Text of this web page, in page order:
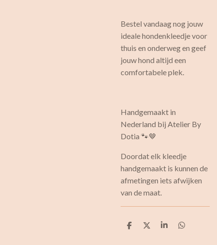
Bestel vandaag nog jouw
ideale hondenkleedje voor
thuis en onderweg en geef
jouw hond altijd een
comfortabele plek.
Handgemaakt in
Nederland bij Atelier By
Dotia 🐾🤎
Doordat elk kleedje
handgemaakt is kunnen de
afmetingen iets afwijken
van de maat.
D
D
S
D